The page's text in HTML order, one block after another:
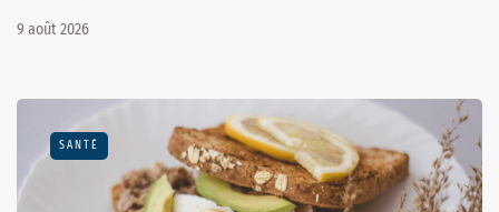
9 août 2026
SANTÉ